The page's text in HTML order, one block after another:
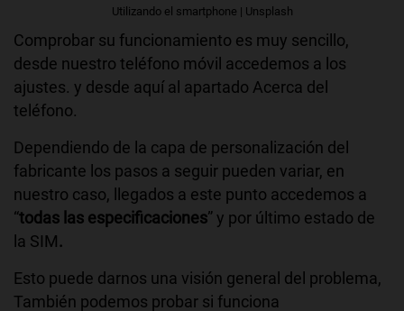
Utilizando el smartphone | Unsplash
Comprobar su funcionamiento es muy sencillo,
desde nuestro teléfono móvil accedemos a los
ajustes. y desde aquí al apartado Acerca del
teléfono.
Dependiendo de la capa de personalización del
fabricante los pasos a seguir pueden variar, en
nuestro caso, llegados a este punto accedemos a
“todas las especificaciones” y por último estado de
la SIM.
Esto puede darnos una visión general del problema,
También podemos probar si funciona